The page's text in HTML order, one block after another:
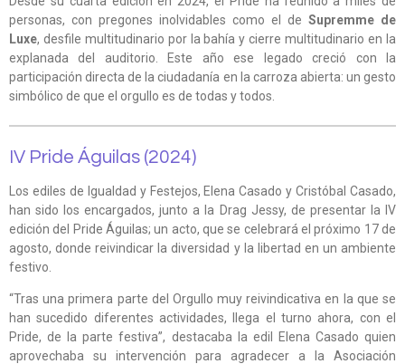
personas, con pregones inolvidables como el de Supremme de
Luxe, desfile multitudinario por la bahía y cierre multitudinario en la
explanada del auditorio. Este año ese legado creció con la
participación directa de la ciudadanía en la carroza abierta: un gesto
simbólico de que el orgullo es de todas y todos.
IV Pride Águilas (2024)
Los ediles de Igualdad y Festejos, Elena Casado y Cristóbal Casado,
han sido los encargados, junto a la Drag Jessy, de presentar la IV
edición del Pride Águilas; un acto, que se celebrará el próximo 17 de
agosto, donde reivindicar la diversidad y la libertad en un ambiente
festivo.
“Tras una primera parte del Orgullo muy reivindicativa en la que se
han sucedido diferentes actividades, llega el turno ahora, con el
Pride, de la parte festiva”, destacaba la edil Elena Casado quien
aprovechaba su intervención para agradecer a la Asociación